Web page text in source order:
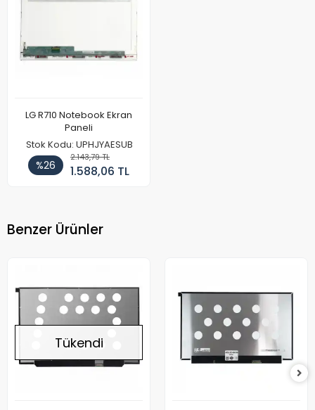
LG R710 Notebook Ekran
Paneli
Stok Kodu: UPHJYAESUB
%26
2.143,79 TL
1.588,06 TL
Benzer Ürünler
Tükendi